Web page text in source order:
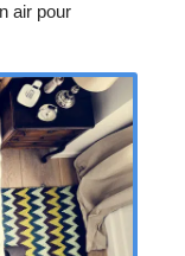
air pour